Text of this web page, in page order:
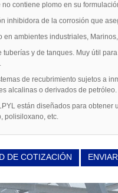
contiene plomo en su
inhibidora de la corrosión que
ambientes industriales,
y de tanques. Muy útil
de recubrimiento sujetos a
alcalinas o derivados de petróleo.
están diseñados para
polisiloxano, etc.
DE COTIZACIÓN